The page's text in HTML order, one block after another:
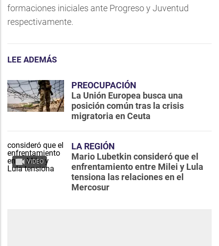
formaciones iniciales ante Progreso y Juventud
respectivamente.
LEE ADEMÁS
PREOCUPACIÓN
La Unión Europea busca una
posición común tras la crisis
migratoria en Ceuta
VIDEO
LA REGIÓN
Mario Lubetkin consideró que el
enfrentamiento entre Milei y Lula
tensiona las relaciones en el
Mercosur